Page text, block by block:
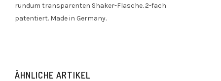
rundum transparenten Shaker-Flasche. 2-fach
patentiert. Made in Germany.
ÄHNLICHE ARTIKEL